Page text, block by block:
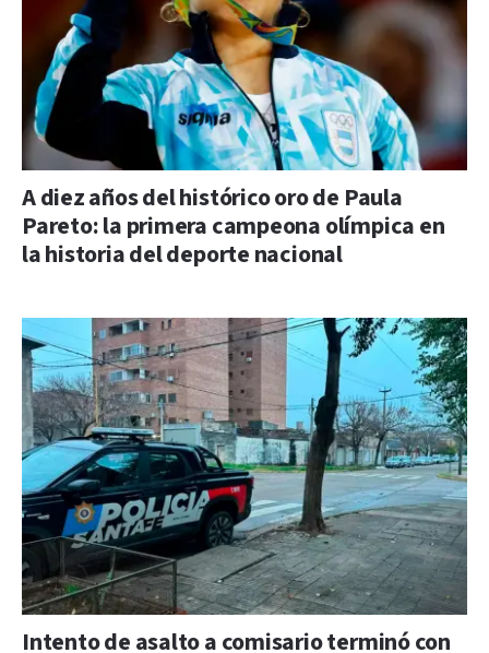
A diez años del histórico oro de Paula
Pareto: la primera campeona olímpica en
la historia del deporte nacional
Intento de asalto a comisario terminó con